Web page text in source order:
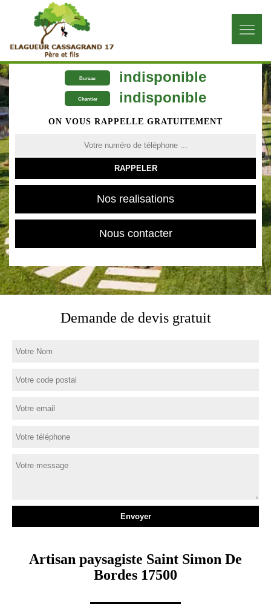
Bureau indisponible
Chantier indisponible
ON VOUS RAPPELLE GRATUITEMENT
Nos realisations
Nous contacter
Demande de devis gratuit
Artisan paysagiste Saint Simon De
Bordes 17500